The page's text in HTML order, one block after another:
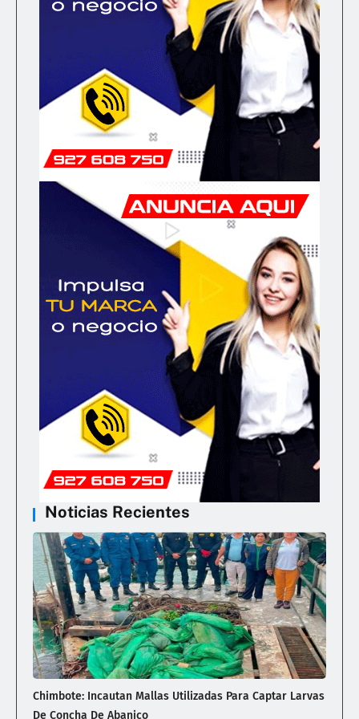
Noticias Recientes
Chimbote: Incautan Mallas Utilizadas Para Captar Larvas
De Concha De Abanico